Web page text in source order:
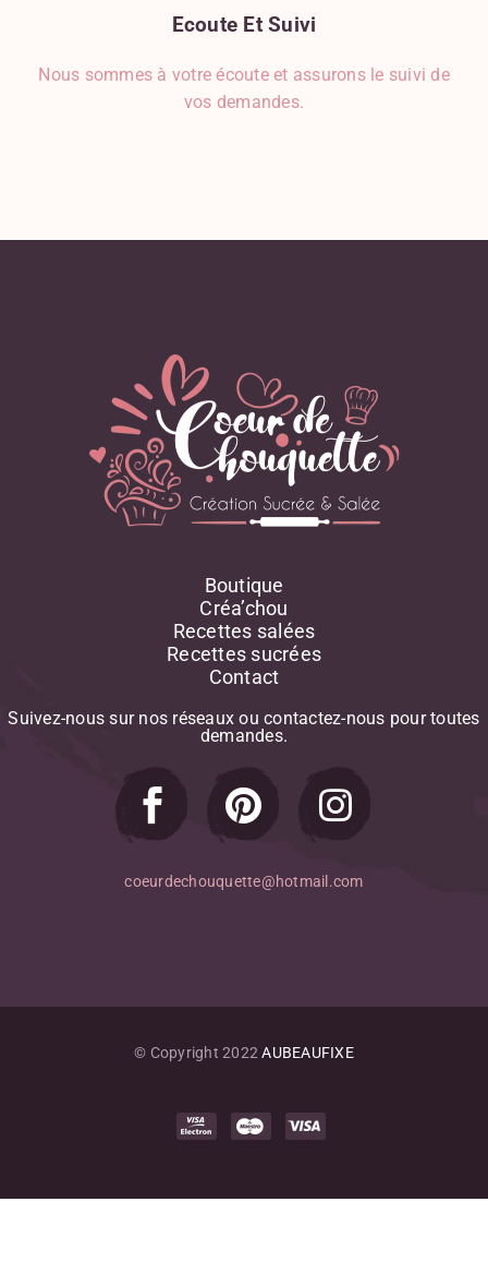
Ecoute Et Suivi
Nous sommes à votre écoute et assurons le suivi de
vos demandes.
Boutique
Créa’chou
Recettes salées
Recettes sucrées
Contact
Suivez-nous sur nos réseaux ou contactez-nous pour toutes
demandes.
coeurdechouquette@hotmail.com
© Copyright 2022 AUBEAUFIXE